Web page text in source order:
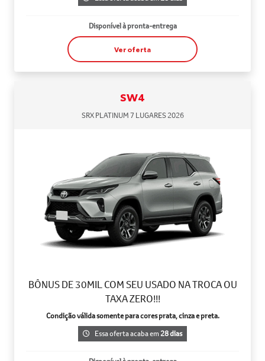
Disponível à pronta-entrega
Ver oferta
SW4
SRX PLATINUM 7 LUGARES 2026
BÔNUS DE 30MIL COM SEU USADO NA TROCA OU
TAXA ZERO!!!
Condição válida somente para cores prata, cinza e preta.
Essa oferta acaba em28 dias